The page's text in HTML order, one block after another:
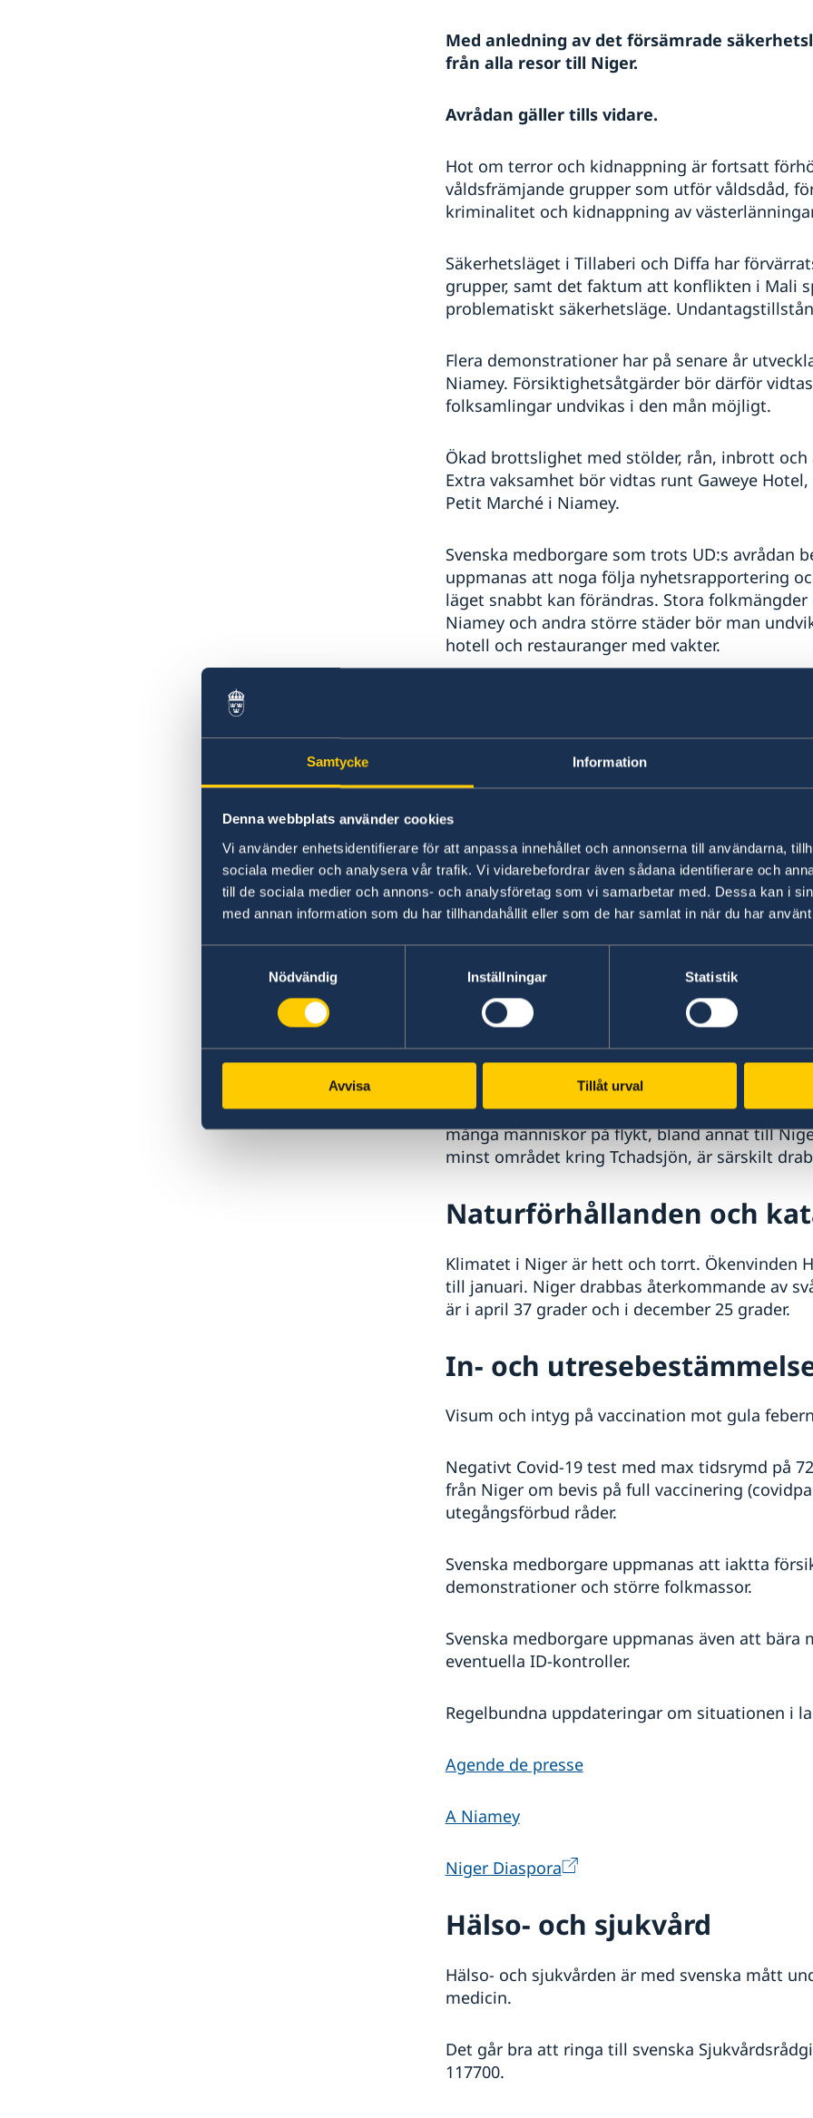
Samtycke Information
Denna webbplats använder cookies
Vi använder enhetsidentifierare för att anpassa innehållet och annonserna till användarna,
sociala medier och analysera vår trafik. Vi vidarebefordrar även sådana identifierare och
till de sociala medier och annons- och analysföretag som vi samarbetar med. Dessa kan i
med annan information som du har tillhandahållit eller som de har samlat in när du har
Nödvändig
Inställningar Statistik
Avvisa Tillåt urval
Med anledning av det försämrade
från alla resor till Niger.
Avrådan gäller tills vidare.
Hot om terror och kidnappning är fortsatt
våldsfrämjande grupper som utför våldsdåd,
kriminalitet och kidnappning av
Säkerhetsläget i Tillaberi och Diffa har
grupper, samt det faktum att konflikten i Mali
problematiskt säkerhetsläge.
Flera demonstrationer har på senare år
Niamey. Försiktighetsåtgärder bör därför
folksamlingar undvikas i den mån möjligt.
Ökad brottslighet med stölder, rån, inbrott
Extra vaksamhet bör vidtas runt Gaweye
Petit Marché i Niamey.
Svenska medborgare som trots UD:s avrådan
uppmanas att noga följa nyhetsrapportering
läget snabbt kan förändras. Stora
Niamey och andra större städer bör man
hotell och restauranger med vakter.
UD och ambassaden i Dakar har mycket
Med anledning av den s.k. koranbränningen i
medborgare till ökad vaksamhet mot
Sverige och svenska medborgare.
Terrorism
På grund av den förvärrade
är risken för terrorbrott och väpnad
islamistiskt våldsfrämjande grupper såsom
Ansar Dine, verksamma främst i norra Mali,
gränsområdena mot Mali, Algeriet och
förekommit, antingen i gruppernas egen regi
grupper.
Den islamistiska terrorrörelsen Boko Harams
många människor på flykt, bland annat till
minst området kring Tchadsjön, är särskilt
Naturförhållanden och
Klimatet i Niger är hett och torrt. Ökenvinden
till januari. Niger drabbas återkommande av
är i april 37 grader och i december 25 grader.
In- och
Visum och intyg på vaccination mot gula
Negativt Covid-19 test med max tidsrymd på
från Niger om bevis på full vaccinering
utegångsförbud råder.
Svenska medborgare uppmanas att iaktta
demonstrationer och större folkmassor.
Svenska medborgare uppmanas även att
eventuella ID-kontroller.
Regelbundna uppdateringar om situationen i
Agende de presse
A Niamey
Niger Diaspora
Hälso- och sjukvård
Hälso- och sjukvården är med svenska mått
medicin.
Det går bra att ringa till svenska
117700.